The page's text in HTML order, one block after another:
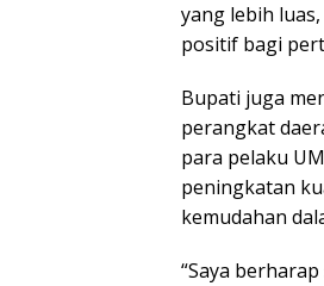
yang lebih
positif bagi
Bupati juga
perangkat
para pelaku
peningkatan
kemudahan
“Saya